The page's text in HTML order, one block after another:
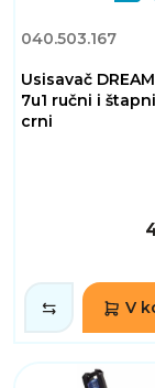
040.503.167
Usisavač
7u1 ručni i
crni
V